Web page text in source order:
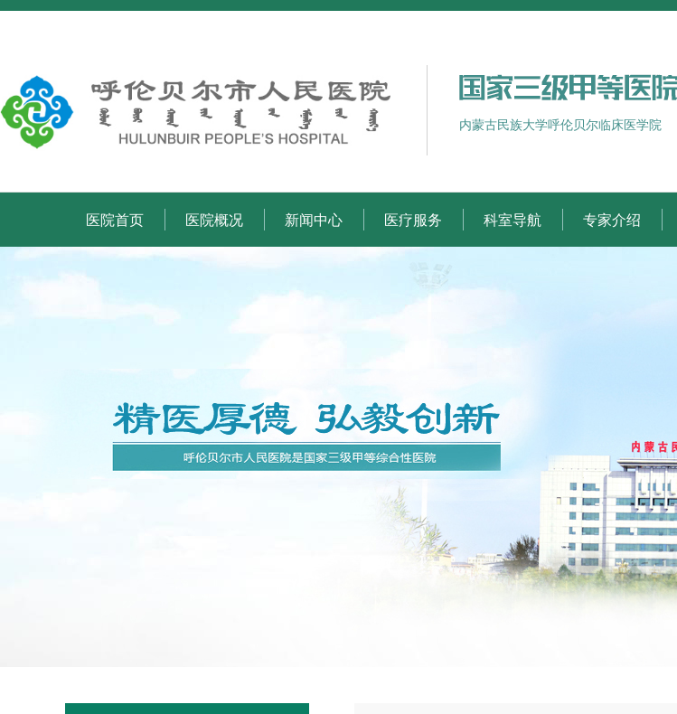
内蒙古民族大学呼伦贝尔临床医学院
医院首页 医院概况 新闻中心 医疗服务 科室导航 专家介绍